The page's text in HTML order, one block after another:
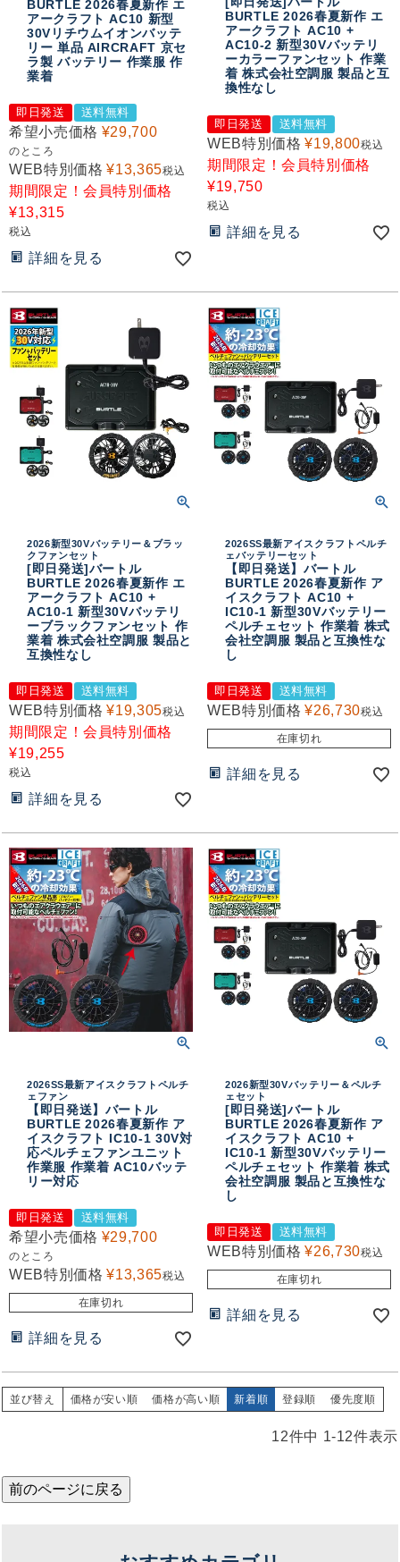
BURTLE 2026春夏新作 エ
アークラフト AC10 新型
30Vリチウムイオンバッテ
リー 単品 AIRCRAFT 京セ
ラ製 バッテリー 作業服 作
業着
即日発送 送料無料
希望小売価格 ¥29,700
のところ
WEB特別価格 ¥13,365税込
期間限定！会員特別価格
¥13,315
税込
詳細を見る
BURTLE 2026春夏新作 エ
アークラフト AC10 +
AC10-2 新型30Vバッテリ
ーカラーファンセット 作業
着 株式会社空調服 製品と互
換性なし
即日発送 送料無料
WEB特別価格 ¥19,800税込
期間限定！会員特別価格
¥19,750
税込
詳細を見る
2026新型30Vバッテリー＆ブラッ
クファンセット
[即日発送]バートル
BURTLE 2026春夏新作 エ
アークラフト AC10 +
AC10-1 新型30Vバッテリ
ーブラックファンセット 作
業着 株式会社空調服 製品と
互換性なし
即日発送 送料無料
WEB特別価格 ¥19,305税込
期間限定！会員特別価格
¥19,255
税込
詳細を見る
2026SS最新アイスクラフトペルチ
ェバッテリーセット
【即日発送】バートル
BURTLE 2026春夏新作 ア
イスクラフト AC10 +
IC10-1 新型30Vバッテリー
ペルチェセット 作業着 株式
会社空調服 製品と互換性な
し
即日発送 送料無料
WEB特別価格 ¥26,730税込
在庫切れ
詳細を見る
2026SS最新アイスクラフトペルチ
ェファン
【即日発送】バートル
BURTLE 2026春夏新作 ア
イスクラフト IC10-1 30V対
応ペルチェファンユニット
作業服 作業着 AC10バッテ
リー対応
即日発送 送料無料
希望小売価格 ¥29,700
のところ
WEB特別価格 ¥13,365税込
在庫切れ
詳細を見る
2026新型30Vバッテリー＆ペルチ
ェセット
[即日発送]バートル
BURTLE 2026春夏新作 ア
イスクラフト AC10 +
IC10-1 新型30Vバッテリー
ペルチェセット 作業着 株式
会社空調服 製品と互換性な
し
即日発送 送料無料
WEB特別価格 ¥26,730税込
在庫切れ
詳細を見る
並び替え 価格が安い順 価格が高い順 新着順 登録順 優先度順
12件中 1-12件表示
前のページに戻る